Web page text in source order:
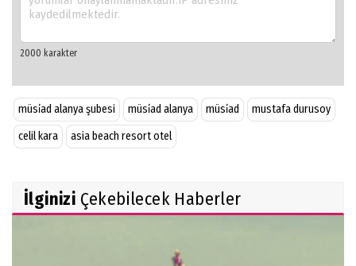
müsi̇ad alanya şubesi müsi̇ad alanya müsi̇ad
mustafa durusoy
celil kara
asia beach resort otel
İlginizi Çekebilecek Haberler